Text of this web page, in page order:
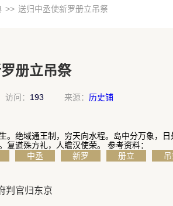
>> 送归中丞使新罗册立吊祭
册立吊祭
访问： 193 来源： 历史铺
。绝域通王制，穷天向水程。岛中分万象，
复道殊方礼，人瞻汉使荣。 参考资料：
中丞 新罗 册立
判官归东京